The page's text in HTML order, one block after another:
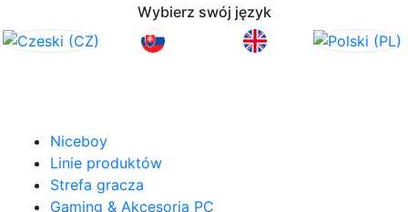
Wybierz swój język
Niceboy
Linie produktów
Strefa gracza
Gaming & Akcesoria PC